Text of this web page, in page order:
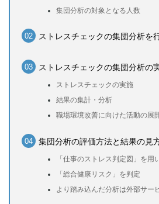
集団分析の対象となる人数
ストレスチェックの集団分析を
ストレスチェックの集団分析の
ストレスチェックの実施
結果の集計・分析
職場環境改善に向けた活動の展
集団分析の評価方法と結果の見
「仕事のストレス判定図」を用
「総合健康リスク」を判定
より踏み込んだ分析は外部サー